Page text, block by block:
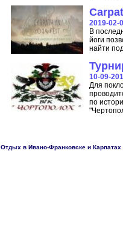
2019-02-
В
йоги
найти
10-09-
Для
по
Отдых в Ивано-Франковске и Карпатах